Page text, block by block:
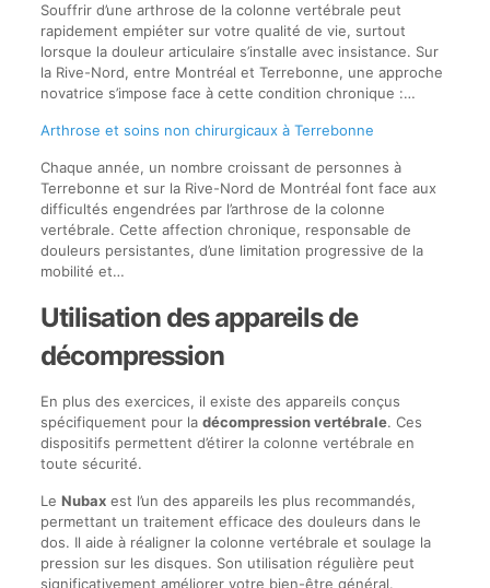
Souffrir d’une arthrose de la colonne vertébrale peut
rapidement empiéter sur votre qualité de vie, surtout
lorsque la douleur articulaire s’installe avec insistance. Sur
la Rive-Nord, entre Montréal et Terrebonne, une approche
novatrice s’impose face à cette condition chronique :…
Arthrose et soins non chirurgicaux à Terrebonne
Chaque année, un nombre croissant de personnes à
Terrebonne et sur la Rive-Nord de Montréal font face aux
difficultés engendrées par l’arthrose de la colonne
vertébrale. Cette affection chronique, responsable de
douleurs persistantes, d’une limitation progressive de la
mobilité et…
Utilisation des appareils de
décompression
En plus des exercices, il existe des appareils conçus
spécifiquement pour la décompression vertébrale. Ces
dispositifs permettent d’étirer la colonne vertébrale en
toute sécurité.
Le Nubaxest l’un des appareils les plus recommandés,
permettant un traitement efficace des douleurs dans le
dos. Il aide à réaligner la colonne vertébrale et soulage la
pression sur les disques. Son utilisation régulière peut
significativement améliorer votre bien-être général.